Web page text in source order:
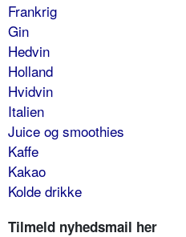
Frankrig
Gin
Hedvin
Holland
Hvidvin
Italien
Juice og smoothies
Kaffe
Kakao
Kolde drikke
Tilmeld nyhedsmail her